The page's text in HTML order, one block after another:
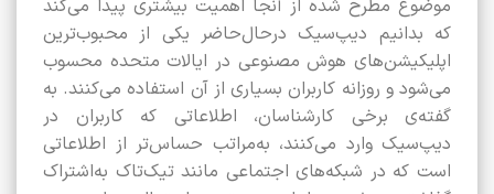
موضوع مطرح شده از آنجا اهمیت بیشتری پیدا می‌کند
که بدانیم دیپ‌سیک درحال‌حاضر یکی از محبوب‌ترین
اپلیکیشن‌های هوش مصنوعی در ایالات متحده محسوب
می‌شود و روزانه کاربران بسیاری از آن استفاده می‌کنند. به
گفته‌ی برخی کارشناسان، اطلاعاتی که کاربران در
دیپ‌سیک وارد می‌کنند، به‌مراتب حساس‌تر از اطلاعاتی
است که در شبکه‌های اجتماعی مانند تیک‌تاک به‌اشتراک